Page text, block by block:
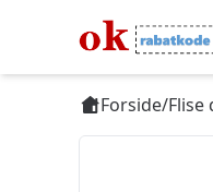
Forside/Flise